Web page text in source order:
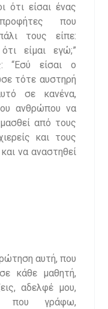
ότι είσαι ένας
που
τους είπε:
είμαι εγώ;”
“Εσύ είσαι ο
τότε αυστηρή
σε κανένα,
ανθρώπου να
από τους
και τους
να αναστηθεί
αυτή, που
κάθε μαθητή,
αδελφέ μου,
που γράφω,